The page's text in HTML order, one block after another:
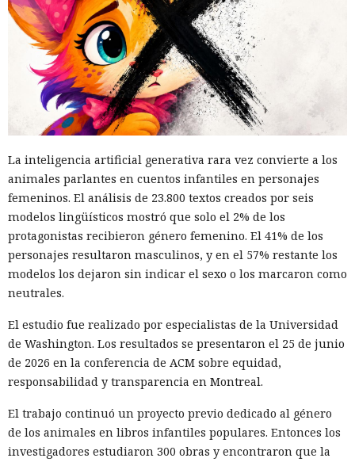
La inteligencia artificial generativa rara vez convierte a los
animales parlantes en cuentos infantiles en personajes
femeninos. El análisis de 23.800 textos creados por seis
modelos lingüísticos mostró que solo el 2% de los
protagonistas recibieron género femenino. El 41% de los
personajes resultaron masculinos, y en el 57% restante los
modelos los dejaron sin indicar el sexo o los marcaron como
neutrales.
El estudio fue realizado por especialistas de la Universidad
de Washington. Los resultados se presentaron el 25 de junio
de 2026 en la conferencia de ACM sobre equidad,
responsabilidad y transparencia en Montreal.
El trabajo continuó un proyecto previo dedicado al género
de los animales en libros infantiles populares. Entonces los
investigadores estudiaron 300 obras y encontraron que la